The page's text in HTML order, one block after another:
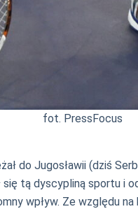
fot. PressFocus
do Jugosławii (dziś
tą dyscypliną sportu
wpływ. Ze względu